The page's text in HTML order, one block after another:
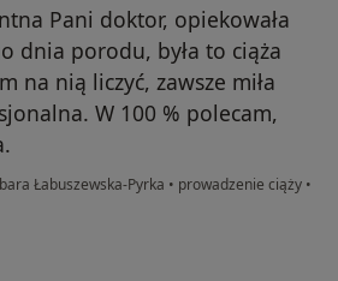
Pani doktor, opiekowała
dnia porodu, była to ciąża
na nią liczyć, zawsze miła
W 100 % polecam,
Łabuszewska-Pyrka • prowadzenie ciąży •
usunięte